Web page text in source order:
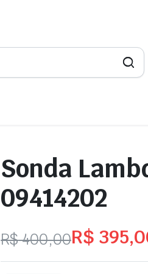
Sonda
09414202
R$400,00
O
R$
O